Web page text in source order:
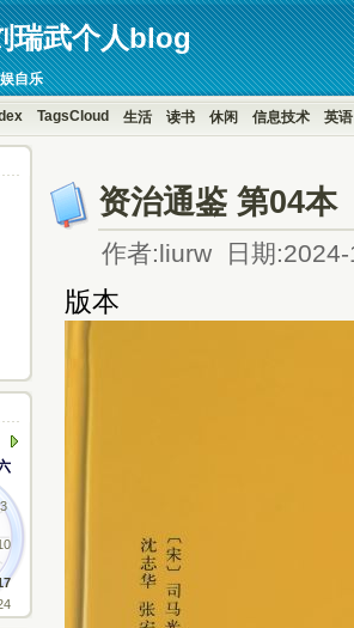
瑞武个人blog
自乐
TagsCloud 生活 读书 休闲 信息技术 英语
资治通鉴 第04本
作者:liurw 日期
版本
3